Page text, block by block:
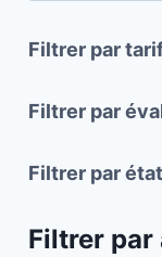
être
sur
page
produit
Filtrer par
Filtrer par
Filtrer par
Filtrer par